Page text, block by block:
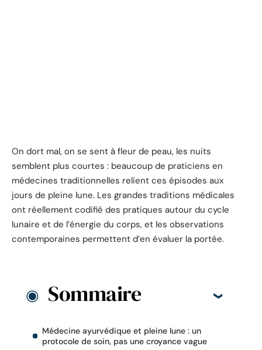
On dort mal, on se sent à fleur de peau, les nuits
semblent plus courtes : beaucoup de praticiens en
médecines traditionnelles relient ces épisodes aux
jours de pleine lune. Les grandes traditions médicales
ont réellement codifié des pratiques autour du cycle
lunaire et de l’énergie du corps, et les observations
contemporaines permettent d’en évaluer la portée.
Sommaire
Médecine ayurvédique et pleine lune : un
protocole de soin, pas une croyance vague